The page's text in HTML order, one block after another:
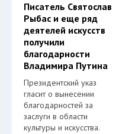
Писатель Святослав
Рыбас и еще ряд
деятелей искусств
получили
благодарности
Владимира Путина
Президентский указ
гласит о вынесении
благодарностей за
заслуги в области
культуры и искусства.